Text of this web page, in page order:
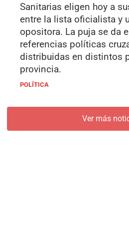
Sanitarias eligen hoy a
entre la lista oficialista y
opositora. La puja se da
referencias políticas
distribuidas en distintos
provincia.
POLÍTICA
Ver más